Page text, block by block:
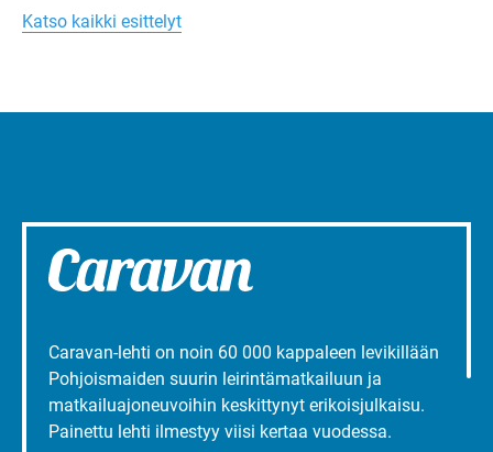
Turun
liepeillä
Katso kaikki esittelyt
Caravan-lehti on noin 60 000 kappaleen levikillään
Pohjoismaiden suurin leirintämatkailuun ja
matkailuajoneuvoihin keskittynyt erikoisjulkaisu.
Painettu lehti ilmestyy viisi kertaa vuodessa.